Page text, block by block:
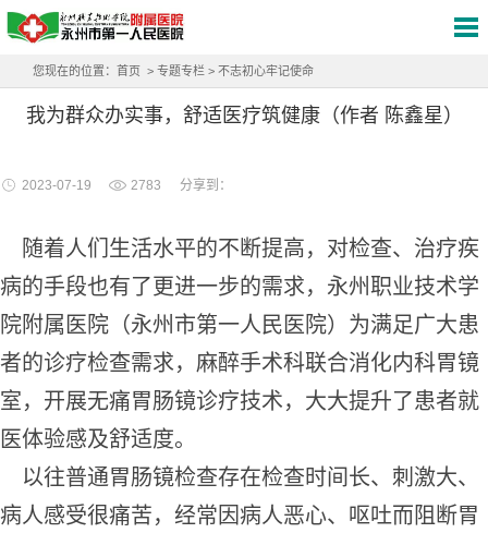
您现在的位置： 首页 > 专题专栏 > 不志初心牢记使命
我为群众办实事，舒适医疗筑健康（作者 陈鑫星）
2023-07-19 2783 分享到：
随着人们生活水平的不断提高，对检查、治疗疾
病的手段也有了更进一步的需求，永州职业技术学
院附属医院（永州市第一人民医院）为满足广大患
者的诊疗检查需求，麻醉手术科联合消化内科胃镜
室，开展无痛胃肠镜诊疗技术，大大提升了患者就
医体验感及舒适度。
以往普通胃肠镜检查存在检查时间长、刺激大、
病人感受很痛苦，经常因病人恶心、呕吐而阻断胃